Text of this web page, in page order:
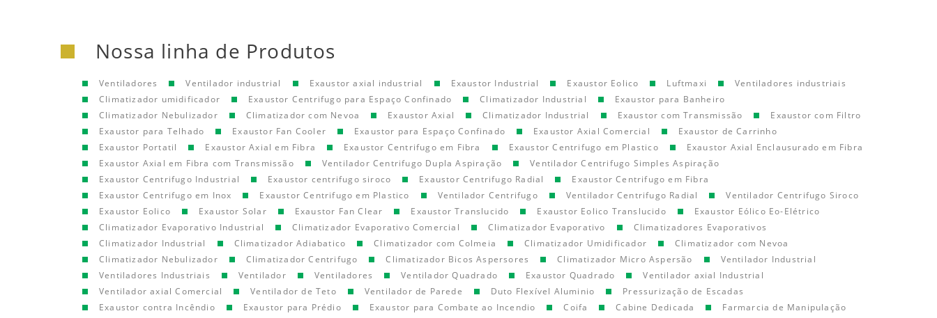
Nossa linha de Produtos
Ventiladores Ventilador industrial Exaustor axial industrial Exaustor Industrial Exaustor Eolico Luftmaxi
Ventiladores industriais
Climatizador umidificador
Exaustor Centrifugo para Espaço Confinado Climatizador Industrial
Exaustor para Banheiro
Climatizador Nebulizador
Climatizador com Nevoa Exaustor Axial Climatizador Industrial Exaustor com Transmissão
Exaustor com Filtro
Exaustor para Telhado
Exaustor Fan Cooler Exaustor para Espaço Confinado Exaustor Axial Comercial
Exaustor de Carrinho
Exaustor Portatil
Exaustor Axial em Fibra Exaustor Centrifugo em Fibra Exaustor Centrifugo em Plastico
Exaustor Axial Enclausurado em Fibra
Exaustor Axial em Fibra com Transmissão
Ventilador Centrifugo Dupla Aspiração
Ventilador Centrifugo Simples Aspiração
Exaustor Centrifugo Industrial
Exaustor centrifugo siroco Exaustor Centrifugo Radial
Exaustor Centrifugo em Fibra
Exaustor Centrifugo em Inox
Exaustor Centrifugo em Plastico Ventilador Centrifugo Ventilador Centrifugo Radial
Ventilador Centrifugo Siroco
Exaustor Eolico
Exaustor Solar Exaustor Fan Clear Exaustor Translucido Exaustor Eolico Translucido
Exaustor Eólico Eo-Elétrico
Climatizador Evaporativo Industrial
Climatizador Evaporativo Comercial Climatizador Evaporativo
Climatizadores Evaporativos
Climatizador Industrial
Climatizador Adiabatico Climatizador com Colmeia Climatizador Umidificador
Climatizador com Nevoa
Climatizador Nebulizador
Climatizador Centrifugo Climatizador Bicos Aspersores Climatizador Micro Aspersão
Ventilador Industrial
Ventiladores Industriais
Ventilador Ventiladores Ventilador Quadrado Exaustor Quadrado
Ventilador axial Industrial
Ventilador axial Comercial
Ventilador de Teto Ventilador de Parede Duto Flexível Aluminio
Pressurização de Escadas
Exaustor contra Incêndio
Exaustor para Prédio Exaustor para Combate ao Incendio Coifa Cabine Dedicada
Farmarcia de Manipulação